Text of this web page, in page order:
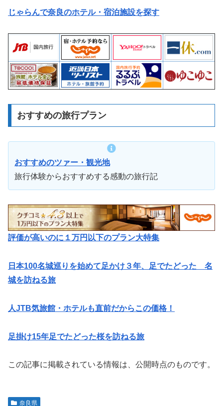
じゃらんで奈良のホテル・宿泊施設を探す
おすすめの旅行プラン
おすすめのツァー・観光地
旅行体験からおすすめする感動の旅行記
評価が高いのに１万円以下のプラン大特集
日本100名城巡りを始めて足かけ３年、足でたどった 名
城を訪ねる旅
人JTB気旅館・ホテルも直前だからこの価格！
足掛け15年足でたどった桜を訪ねる旅
この記事に掲載されている情報は、公開時点のものです。
奈良県